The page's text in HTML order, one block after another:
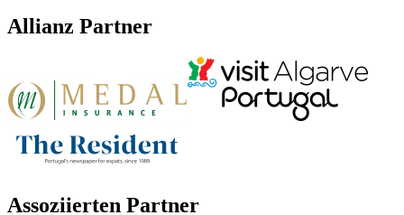
Allianz Partner
Assoziierten Partner